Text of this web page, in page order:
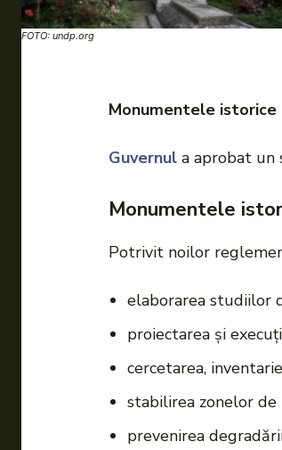
FOTO: undp.org
Monumentele istorice
Guvernul a aprobat un
Monumentele
Potrivit noilor
elaborarea studiilor
proiectarea și
cercetarea,
stabilirea zonelor de
prevenirea